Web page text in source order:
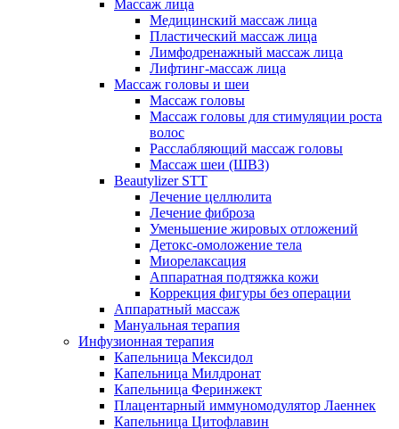
Массаж лица
Медицинский массаж лица
Пластический массаж лица
Лимфодренажный массаж лица
Лифтинг-массаж лица
Массаж головы и шеи
Массаж головы
Массаж головы для стимуляции роста
волос
Расслабляющий массаж головы
Массаж шеи (ШВЗ)
Beautylizer STT
Лечение целлюлита
Лечение фиброза
Уменьшение жировых отложений
Детокс-омоложение тела
Миорелаксация
Аппаратная подтяжка кожи
Коррекция фигуры без операции
Аппаратный массаж
Мануальная терапия
Инфузионная терапия
Капельница Мексидол
Капельница Милдронат
Капельница Феринжект
Плацентарный иммуномодулятор Лаеннек
Капельница Цитофлавин